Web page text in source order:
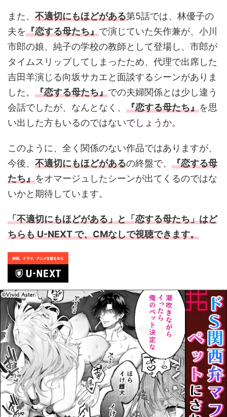
また、 不適切にもほどがある第5話では、林優子の
夫を『恋する母たち』で演じていた矢作兼が、小川
市郎の娘、純子の学校の教師として登場し、市郎が
タイムスリップしてしまったため、代理で出席した
吉田羊演じる向坂サカエと面談するシーンがありま
した。 『恋する母たち』での夫婦関係とは少し違う
会話でしたが、なんとなく、 『恋する母たち』を思
い出した方もいるのではないでしょうか。
このように、全く関係のない作品ではありますが、
今後、 不適切にもほどがあるの終盤で、 『恋する母
たち』をオマージュしたシーンが出てくるのではな
いかと期待しています。
「不適切にもほどがある」と「恋する母たち」はど
ちらも U-NEXT で、CMなしで視聴できます。